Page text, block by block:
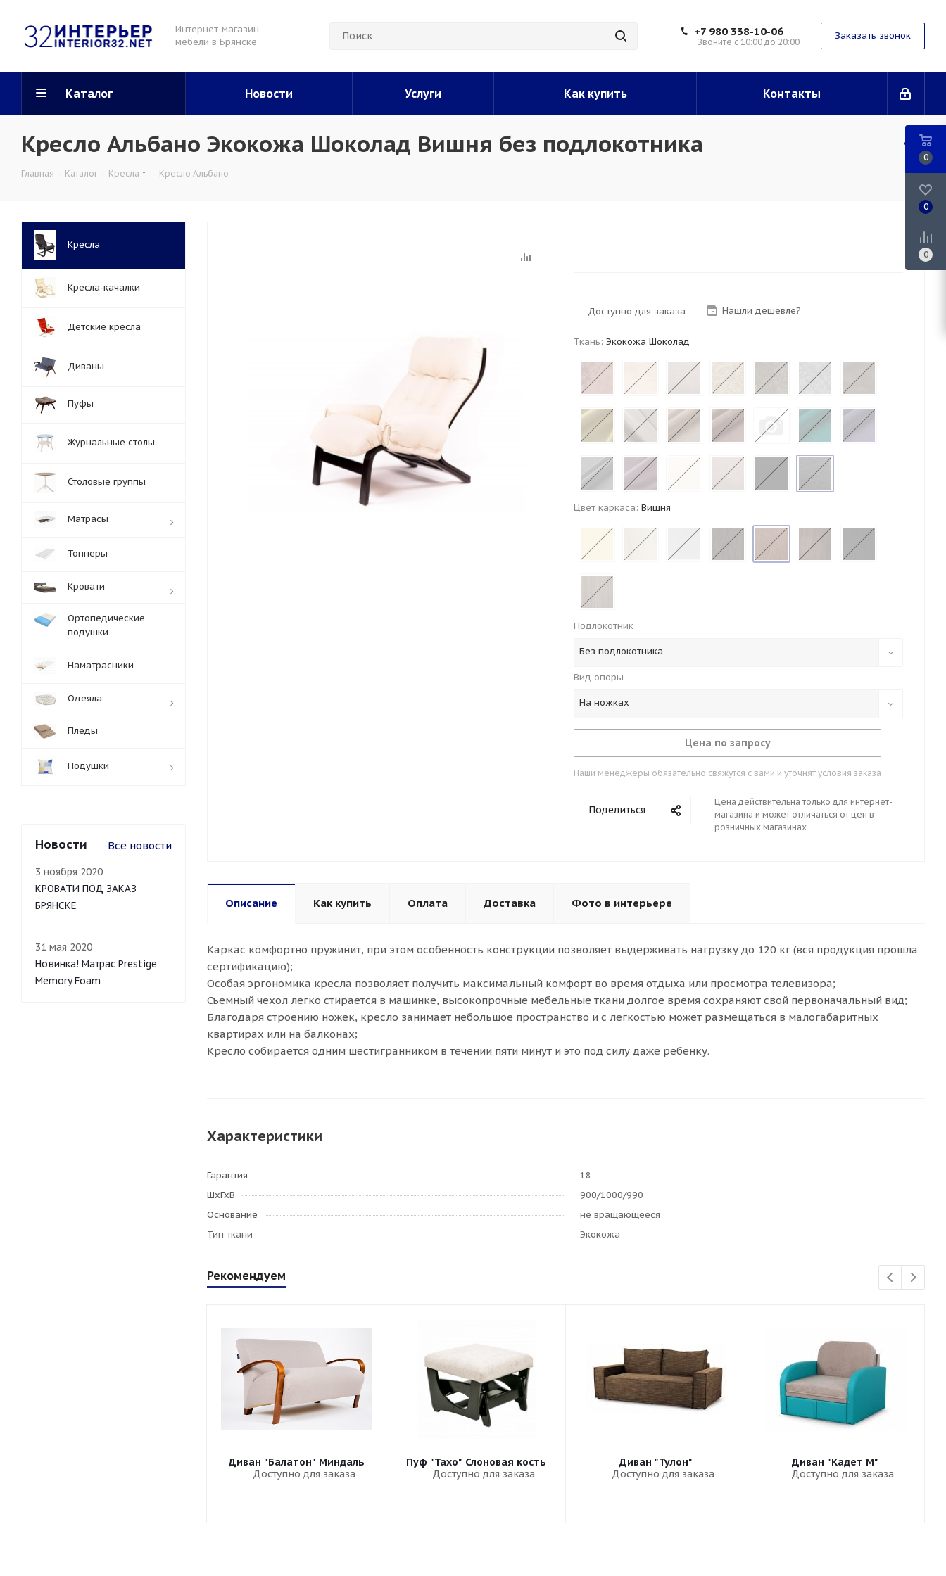
Интернет-магазин
мебели в Брянске
+7 980 338-10-06
Звоните с 10:00 до 20:00
Заказать звонок
Каталог Новости Услуги Как купить Контакты
Кресло Альбано Экокожа Шоколад Вишня без подлокотника
Главная - Каталог - Кресла - Кресло Альбано
Доступно для заказа Нашли дешевле?
Ткань: Экокожа Шоколад
Цвет каркаса: Вишня
Подлокотник
Без подлокотника
Вид опоры
На ножках
Цена по запросу
Наши менеджеры обязательно свяжутся с вами и уточнят условия заказа
Поделиться
Цена действительна только для интернет-
магазина и может отличаться от цен в
розничных магазинах
Описание Как купить Оплата Доставка Фото в интерьере
Каркас комфортно пружинит, при этом особенность конструкции позволяет выдерживать нагрузку до 120 кг (вся продукция прошла
сертификацию);
Особая эргономика кресла позволяет получить максимальный комфорт во время отдыха или просмотра телевизора;
Съемный чехол легко стирается в машинке, высокопрочные мебельные ткани долгое время сохраняют свой первоначальный вид;
Благодаря строению ножек, кресло занимает небольшое пространство и с легкостью может размещаться в малогабаритных
квартирах или на балконах;
Кресло собирается одним шестигранником в течении пяти минут и это под силу даже ребенку.
Характеристики
Гарантия
18
ШхГхВ
900/1000/990
Основание
не вращающееся
Тип ткани
Экокожа
Рекомендуем
Диван "Балатон" Миндаль
Доступно для заказа
Пуф "Тахо" Слоновая кость
Доступно для заказа
Диван "Тулон"
Доступно для заказа
Диван "Кадет М"
Доступно для заказа
Кресла
Кресла-качалки
Детские кресла
Диваны
Пуфы
Журнальные столы
Столовые группы
Матрасы
Топперы
Кровати
Ортопедические
подушки
Наматрасники
Одеяла
Пледы
Подушки
Новости Все новости
3 ноября 2020
КРОВАТИ ПОД ЗАКАЗ
БРЯНСКЕ
31 мая 2020
Новинка! Матрас Prestige
Memory Foam
0
0
0